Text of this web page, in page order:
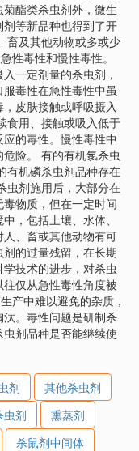
酯类杀虫剂外，微生
等新品种也得到了开
畜及其他动物或多或少
性毒性和慢性毒性。
一定剂量的杀虫剂，
毒性在急性毒性中虽
皮肤接触或呼吸摄入
食用、接触或吸入低于
的毒性。慢性毒性中
险。 有的有机氯杀虫
有机磷杀虫剂品种存在
虫剂施用后，大部分在
物质，但在一定时间
，包括土壤、水体、
、畜或其他动物有可
的过量残留，在长期
技术的进步，对杀虫
仅从急性毒性角度被
产中难以避免的杂质，
。毒性问题是研制杀
剂品种是否能继续使
剂
其他杀虫剂
虫剂
熏蒸剂
杀鼠剂中间体